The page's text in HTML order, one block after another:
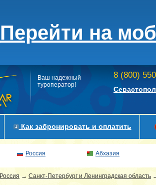
Перейти на
Ваш надежный
туроператор!
8 (800)
Как забронировать и оплатить
Россия Абхазия
Россия → Санкт-Петербург и Ленинградская область